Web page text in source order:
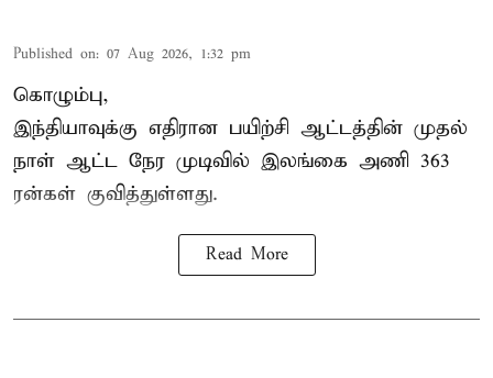
Published on: 07 Aug 2026, 1:32 pm
கொழும்பு,
இந்தியாவுக்கு எதிரான பயிற்சி ஆட்டத்தின் முதல்
நாள் ஆட்ட நேர முடிவில் இலங்கை அணி 363
ரன்கள் குவித்துள்ளது.
Read More